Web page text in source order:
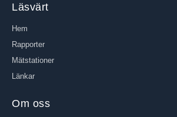
Läsvärt
Hem
Rapporter
Mätstationer
Länkar
Om oss